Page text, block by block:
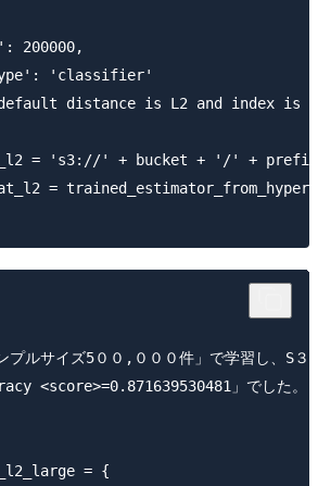
200000,
'classifier'
distance is L2 and index is
= 's3://' + bucket + '/' +
=
プルサイズ5００,０００件」で学習し、S３
<score>=0.871639530481」でした。
= {